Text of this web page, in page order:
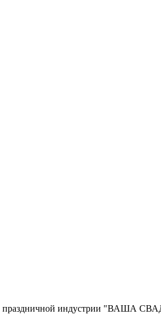
праздничной индустрии "ВАША